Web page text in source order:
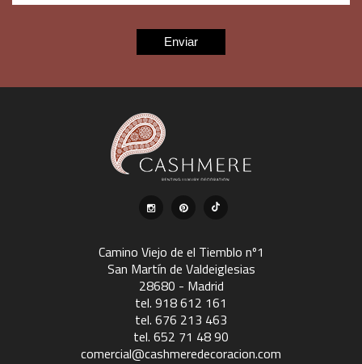
Camino Viejo de el Tiemblo nº1
San Martín de Valdeiglesias
28680 - Madrid
tel. 918 612 161
tel. 676 213 463
tel. 652 71 48 90
comercial@cashmeredecoracion.com